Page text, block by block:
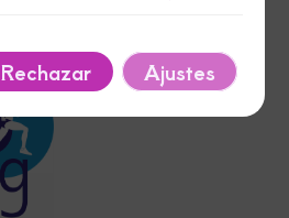
Rechazar Ajustes